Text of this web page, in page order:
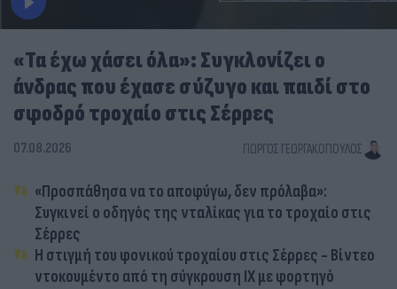
«Τα έχω χάσει όλα»: Συγκλονίζει ο
άνδρας που έχασε σύζυγο και παιδί στο
σφοδρό τροχαίο στις Σέρρες
07.08.2026 ΓΙΏΡΓΟΣ ΓΕΩΡΓΑΚΌΠΟΥΛΟΣ
«Προσπάθησα να το αποφύγω, δεν πρόλαβα»:
Συγκινεί ο οδηγός της νταλίκας για το τροχαίο στις
Σέρρες
Η στιγμή του φονικού τροχαίου στις Σέρρες - Βίντεο
ντοκουμέντο από τη σύγκρουση ΙΧ με φορτηγό